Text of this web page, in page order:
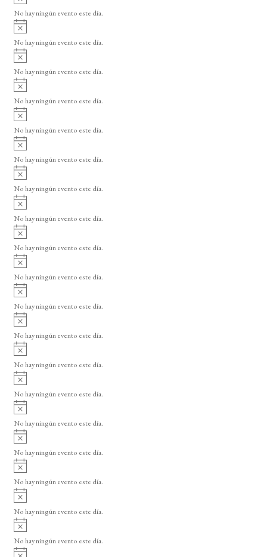
o
v
i
o
No hay ningún evento este día.
A
v
i
o
No hay ningún evento este día.
A
v
i
o
No hay ningún evento este día.
A
v
i
o
No hay ningún evento este día.
A
v
i
o
No hay ningún evento este día.
A
v
i
o
No hay ningún evento este día.
A
v
i
o
No hay ningún evento este día.
A
v
i
o
No hay ningún evento este día.
A
v
i
o
No hay ningún evento este día.
A
v
i
o
No hay ningún evento este día.
A
v
i
o
No hay ningún evento este día.
A
v
i
o
No hay ningún evento este día.
A
v
i
o
No hay ningún evento este día.
A
v
i
o
No hay ningún evento este día.
A
v
i
o
No hay ningún evento este día.
A
v
i
o
No hay ningún evento este día.
A
v
i
o
No hay ningún evento este día.
A
v
i
o
No hay ningún evento este día.
A
v
i
No hay ningún evento este día.
A